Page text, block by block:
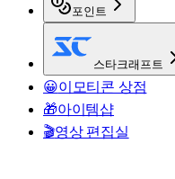
포인트
스타크래프트
😀이모티콘 상점
🎁아이템샵
🎬영상 편집실